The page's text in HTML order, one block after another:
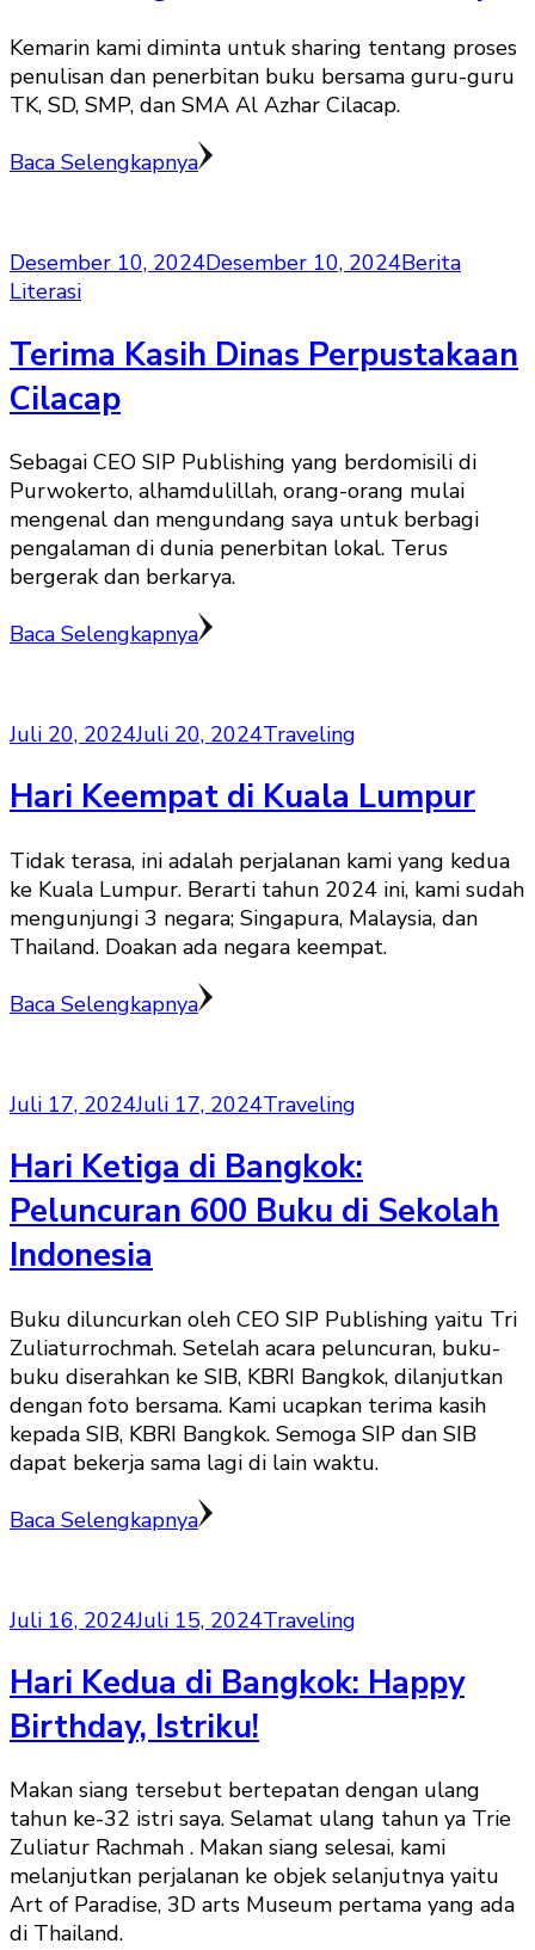
Kemarin kami diminta untuk sharing tentang proses
penulisan dan penerbitan buku bersama guru-guru
TK, SD, SMP, dan SMA Al Azhar Cilacap.
Baca Selengkapnya
Desember 10, 2024Desember 10, 2024Berita
Literasi
Terima Kasih Dinas Perpustakaan
Cilacap
Sebagai CEO SIP Publishing yang berdomisili di
Purwokerto, alhamdulillah, orang-orang mulai
mengenal dan mengundang saya untuk berbagi
pengalaman di dunia penerbitan lokal. Terus
bergerak dan berkarya.
Baca Selengkapnya
Juli 20, 2024Juli 20, 2024Traveling
Hari Keempat di Kuala Lumpur
Tidak terasa, ini adalah perjalanan kami yang kedua
ke Kuala Lumpur. Berarti tahun 2024 ini, kami sudah
mengunjungi 3 negara; Singapura, Malaysia, dan
Thailand. Doakan ada negara keempat.
Baca Selengkapnya
Juli 17, 2024Juli 17, 2024Traveling
Hari Ketiga di Bangkok:
Peluncuran 600 Buku di Sekolah
Indonesia
Buku diluncurkan oleh CEO SIP Publishing yaitu Tri
Zuliaturrochmah. Setelah acara peluncuran, buku-
buku diserahkan ke SIB, KBRI Bangkok, dilanjutkan
dengan foto bersama. Kami ucapkan terima kasih
kepada SIB, KBRI Bangkok. Semoga SIP dan SIB
dapat bekerja sama lagi di lain waktu.
Baca Selengkapnya
Juli 16, 2024Juli 15, 2024Traveling
Hari Kedua di Bangkok: Happy
Birthday, Istriku!
Makan siang tersebut bertepatan dengan ulang
tahun ke-32 istri saya. Selamat ulang tahun ya Trie
Zuliatur Rachmah . Makan siang selesai, kami
melanjutkan perjalanan ke objek selanjutnya yaitu
Art of Paradise, 3D arts Museum pertama yang ada
di Thailand.